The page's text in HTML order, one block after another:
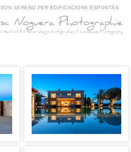
SON SERENO PER EDIFICACIONS ESPONTÀS